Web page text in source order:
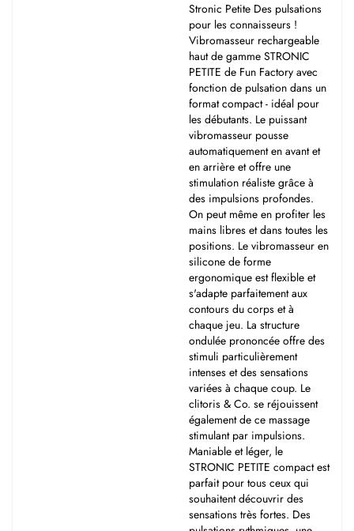
Stronic Petite Des pulsations
pour les connaisseurs !
Vibromasseur rechargeable
haut de gamme STRONIC
PETITE de Fun Factory avec
fonction de pulsation dans un
format compact - idéal pour
les débutants. Le puissant
vibromasseur pousse
automatiquement en avant et
en arrière et offre une
stimulation réaliste grâce à
des impulsions profondes.
On peut même en profiter les
mains libres et dans toutes les
positions. Le vibromasseur en
silicone de forme
ergonomique est flexible et
s'adapte parfaitement aux
contours du corps et à
chaque jeu. La structure
ondulée prononcée offre des
stimuli particulièrement
intenses et des sensations
variées à chaque coup. Le
clitoris & Co. se réjouissent
également de ce massage
stimulant par impulsions.
Maniable et léger, le
STRONIC PETITE compact est
parfait pour tous ceux qui
souhaitent découvrir des
sensations très fortes. Des